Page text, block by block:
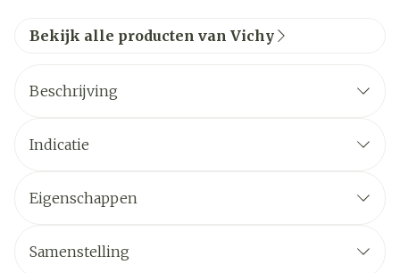
Bekijk alle producten van Vichy
Beschrijving
Indicatie
Eigenschappen
Samenstelling